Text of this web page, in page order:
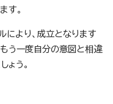
す。
により、成立となります
もう一度自分の意図と相違
ょう。